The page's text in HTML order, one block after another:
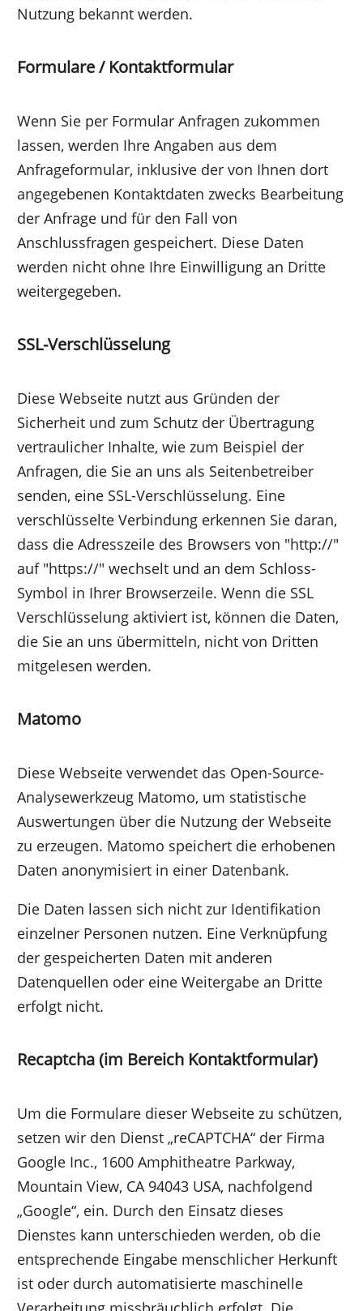
Nutzung bekannt werden.
Formulare / Kontaktformular
Wenn Sie per Formular Anfragen zukommen
lassen, werden Ihre Angaben aus dem
Anfrageformular, inklusive der von Ihnen dort
angegebenen Kontaktdaten zwecks Bearbeitung
der Anfrage und für den Fall von
Anschlussfragen gespeichert. Diese Daten
werden nicht ohne Ihre Einwilligung an Dritte
weitergegeben.
SSL-Verschlüsselung
Diese Webseite nutzt aus Gründen der
Sicherheit und zum Schutz der Übertragung
vertraulicher Inhalte, wie zum Beispiel der
Anfragen, die Sie an uns als Seitenbetreiber
senden, eine SSL-Verschlüsselung. Eine
verschlüsselte Verbindung erkennen Sie daran,
dass die Adresszeile des Browsers von "http://"
auf "https://" wechselt und an dem Schloss-
Symbol in Ihrer Browserzeile. Wenn die SSL
Verschlüsselung aktiviert ist, können die Daten,
die Sie an uns übermitteln, nicht von Dritten
mitgelesen werden.
Matomo
Diese Webseite verwendet das Open-Source-
Analysewerkzeug Matomo, um statistische
Auswertungen über die Nutzung der Webseite
zu erzeugen. Matomo speichert die erhobenen
Daten anonymisiert in einer Datenbank.
Die Daten lassen sich nicht zur Identifikation
einzelner Personen nutzen. Eine Verknüpfung
der gespeicherten Daten mit anderen
Datenquellen oder eine Weitergabe an Dritte
erfolgt nicht.
Recaptcha (im Bereich Kontaktformular)
Um die Formulare dieser Webseite zu schützen,
setzen wir den Dienst „reCAPTCHA“ der Firma
Google Inc., 1600 Amphitheatre Parkway,
Mountain View, CA 94043 USA, nachfolgend
„Google“, ein. Durch den Einsatz dieses
Dienstes kann unterschieden werden, ob die
entsprechende Eingabe menschlicher Herkunft
ist oder durch automatisierte maschinelle